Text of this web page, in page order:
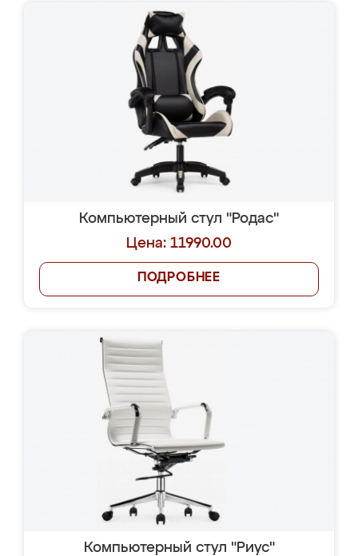
Компьютерный стул "Родас"
Цена: 11990.00
ПОДРОБНЕЕ
Компьютерный стул "Риус"